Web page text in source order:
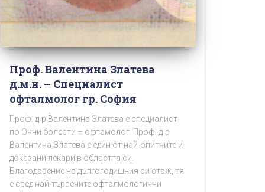
Проф. Валентина Златева
д.м.н. – Специалист
офталмолог гр. София
Проф. д-р Валентина Златева е специалист
по Очни болести – офтамолог. Проф. д-р
Валентина Златева е един от най-опитните и
доказани лекари в областта си.
Благодарение на дългогодишния си стаж, тя
е сред най-търсените офталмологични